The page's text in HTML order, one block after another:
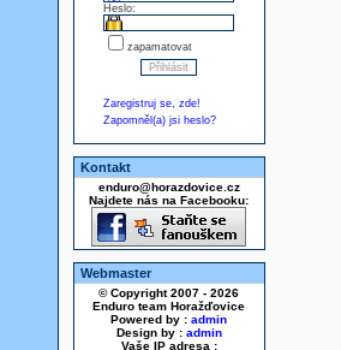
Heslo:
zapamatovat
Zaregistruj se, zde!
Zapomněl(a) jsi heslo?
Kontakt
enduro@horazdovice.cz
Najdete nás na Facebooku:
Webmaster
© Copyright 2007 - 2026
Enduro team Horažďovice
Powered by : admin
Design by : admin
Vaše IP adresa :